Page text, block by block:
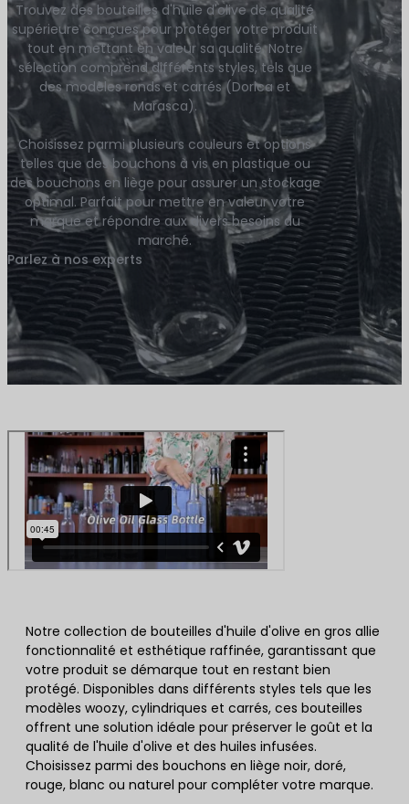
Trouvez des bouteilles d'huile d'olive de qualité
supérieure conçues pour protéger votre produit
tout en mettant en valeur sa qualité. Notre
sélection comprend différents styles, tels que
des modèles ronds et carrés (Dorica et
Marasca).
Choisissez parmi plusieurs couleurs et options
telles que des bouchons à vis en plastique ou
des bouchons en liège pour assurer un stockage
optimal. Parfait pour mettre en valeur votre
marque et répondre aux divers besoins du
marché.
Parlez à nos experts
Notre collection de bouteilles d'huile d'olive en gros allie
fonctionnalité et esthétique raffinée, garantissant que
votre produit se démarque tout en restant bien
protégé. Disponibles dans différents styles tels que les
modèles woozy, cylindriques et carrés, ces bouteilles
offrent une solution idéale pour préserver le goût et la
qualité de l'huile d'olive et des huiles infusées.
Choisissez parmi des bouchons en liège noir, doré,
rouge, blanc ou naturel pour compléter votre marque.